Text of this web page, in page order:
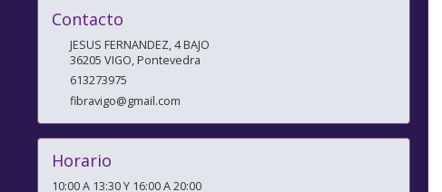
Contacto
JESUS FERNANDEZ, 4 BAJO
36205 VIGO,Pontevedra
613273975
fibravigo@gmail.com
Horario
10:00 A 13:30 Y 16:00 A 20:00